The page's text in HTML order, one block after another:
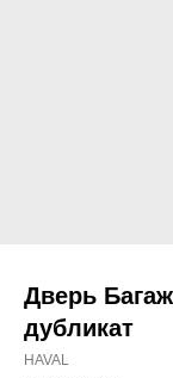
Дверь
дубликат
HAVAL